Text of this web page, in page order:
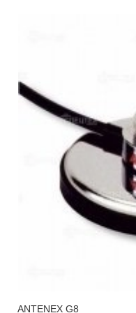
ANTENEX G8